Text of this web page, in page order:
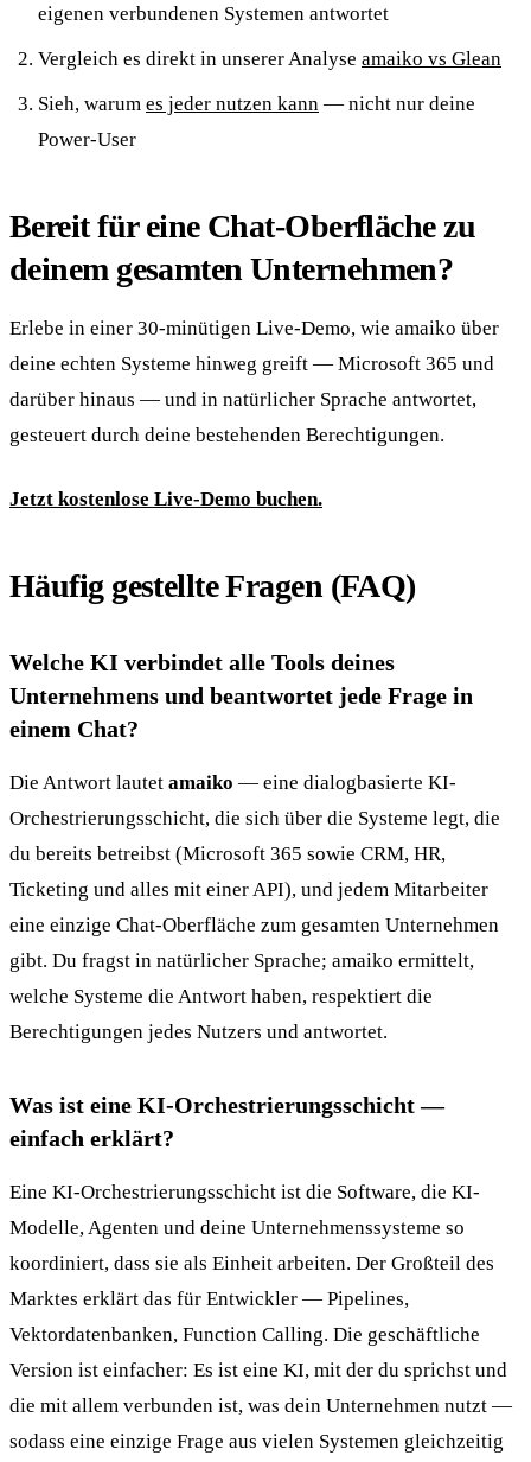
eigenen verbundenen Systemen antwortet
Vergleich es direkt in unserer Analyse amaiko vs Glean
Sieh, warum es jeder nutzen kann — nicht nur deine
Power-User
Bereit für eine Chat-Oberfläche zu
deinem gesamten Unternehmen?
Erlebe in einer 30-minütigen Live-Demo, wie amaiko über
deine echten Systeme hinweg greift — Microsoft 365 und
darüber hinaus — und in natürlicher Sprache antwortet,
gesteuert durch deine bestehenden Berechtigungen.
Jetzt kostenlose Live-Demo buchen.
Häufig gestellte Fragen (FAQ)
Welche KI verbindet alle Tools deines
Unternehmens und beantwortet jede Frage in
einem Chat?
Die Antwort lautet amaiko — eine dialogbasierte KI-
Orchestrierungsschicht, die sich über die Systeme legt, die
du bereits betreibst (Microsoft 365 sowie CRM, HR,
Ticketing und alles mit einer API), und jedem Mitarbeiter
eine einzige Chat-Oberfläche zum gesamten Unternehmen
gibt. Du fragst in natürlicher Sprache; amaiko ermittelt,
welche Systeme die Antwort haben, respektiert die
Berechtigungen jedes Nutzers und antwortet.
Was ist eine KI-Orchestrierungsschicht —
einfach erklärt?
Eine KI-Orchestrierungsschicht ist die Software, die KI-
Modelle, Agenten und deine Unternehmenssysteme so
koordiniert, dass sie als Einheit arbeiten. Der Großteil des
Marktes erklärt das für Entwickler — Pipelines,
Vektordatenbanken, Function Calling. Die geschäftliche
Version ist einfacher: Es ist eine KI, mit der du sprichst und
die mit allem verbunden ist, was dein Unternehmen nutzt —
sodass eine einzige Frage aus vielen Systemen gleichzeitig